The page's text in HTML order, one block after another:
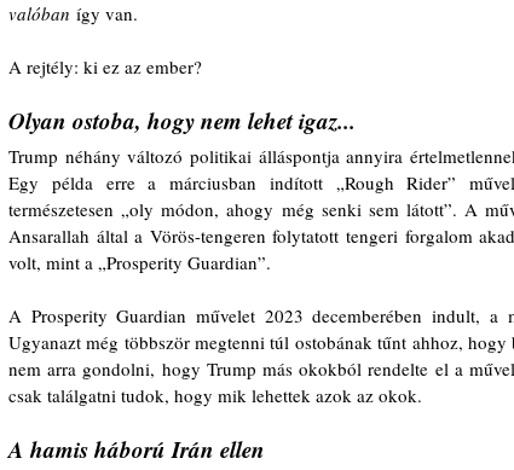
valóban így van.
A rejtély: ki ez az ember?
Olyan ostoba, hogy nem lehet igaz...
Trump néhány változó politikai álláspontja annyira
Egy példa erre a márciusban indított „Rough Rider”
természetesen „oly módon, ahogy még senki sem látott”. A
Ansarallah által a Vörös-tengeren folytatott tengeri forgalom
volt, mint a „Prosperity Guardian”.
A Prosperity Guardian művelet 2023 decemberében indult,
Ugyanazt még többször megtenni túl ostobának tűnt ahhoz,
nem arra gondolni, hogy Trump más okokból rendelte el a
csak találgatni tudok, hogy mik lehettek azok az okok.
A hamis háború Irán ellen